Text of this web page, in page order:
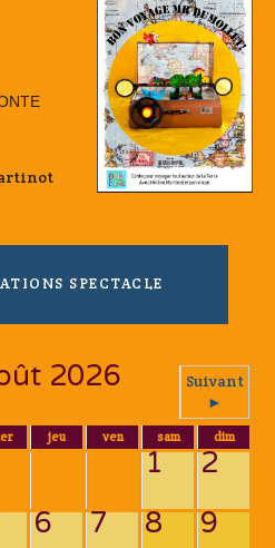
SPECTACLE
2026
Suivant
►
jeu ven sam dim
1
2
6 7 8
9